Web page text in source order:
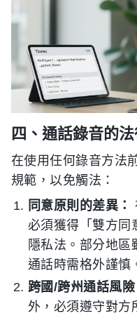
四、通話錄音的
在使用任何錄音方法
規範，以免觸法：
同意原則的差異：
必須獲得「雙方同
隱私法。部分地區
通話時需格外謹慎
跨國/跨州通話風險
外，必須遵守對方